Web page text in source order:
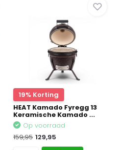
19% Korting
HEAT Kamado Fyregg 13
Keramische Kamado ...
Op voorraad
159,95 129,95